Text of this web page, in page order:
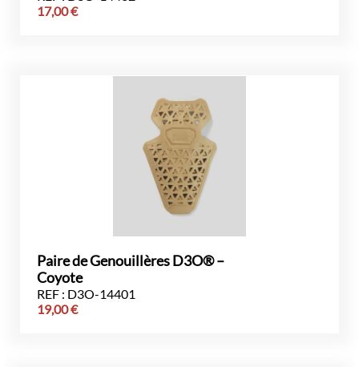
17,00€
Paire de Genouillères D3O® –
Coyote
REF : D3O-14401
19,00€